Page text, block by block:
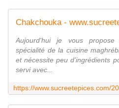
Chakchouka -
Aujourd'hui je vous
spécialité de la cuisine
et nécessite peu d'ingrédients
servi avec...